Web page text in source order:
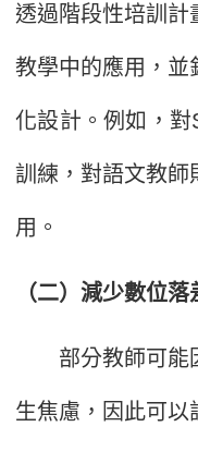
透過階段性培訓計
教學中的應用，並
化設計。例如，
訓練，對語文教師
用。
（二）減少數位
部分教師可能
生焦慮，因此可以